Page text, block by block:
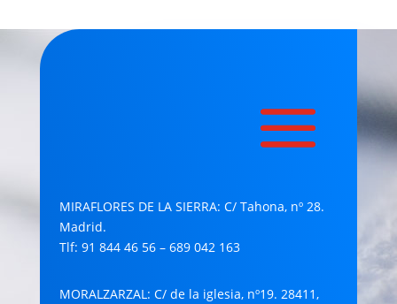
MIRAFLORES DE LA SIERRA: C/ Tahona, nº 28.
Madrid.
Tlf: 91 844 46 56 – 689 042 163
MORALZARZAL : C/ de la iglesia, nº19. 28411,